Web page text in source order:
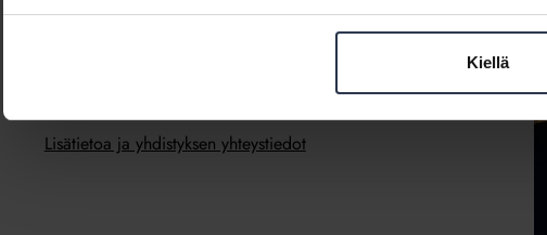
Kiellä
järjestämässä lounastilaisuudessa Kuopiossa 15.12.2021.
Lisätietoa ja yhdistyksen yhteystiedot